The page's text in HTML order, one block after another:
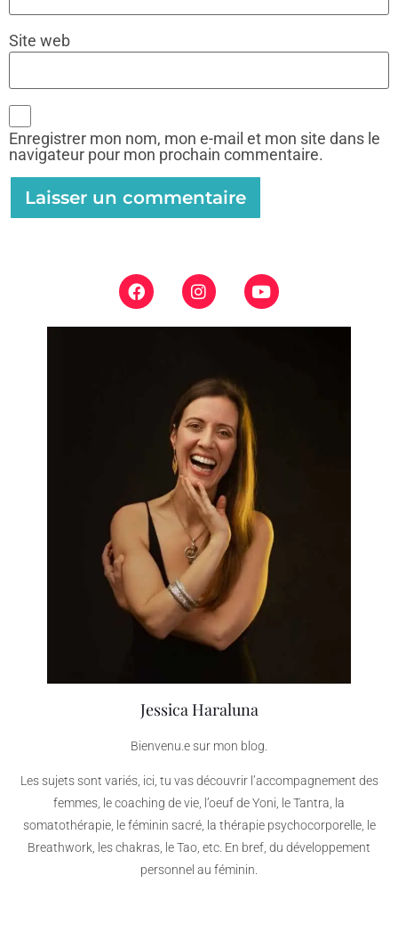
Site web
Enregistrer mon nom, mon e-mail et mon site dans le
navigateur pour mon prochain commentaire.
Jessica Haraluna
Bienvenu.e sur mon blog.
Les sujets sont variés, ici, tu vas découvrir l’accompagnement des
femmes, le coaching de vie, l’oeuf de Yoni, le Tantra, la
somatothérapie, le féminin sacré, la thérapie psychocorporelle, le
Breathwork, les chakras, le Tao, etc. En bref, du développement
personnel au féminin.